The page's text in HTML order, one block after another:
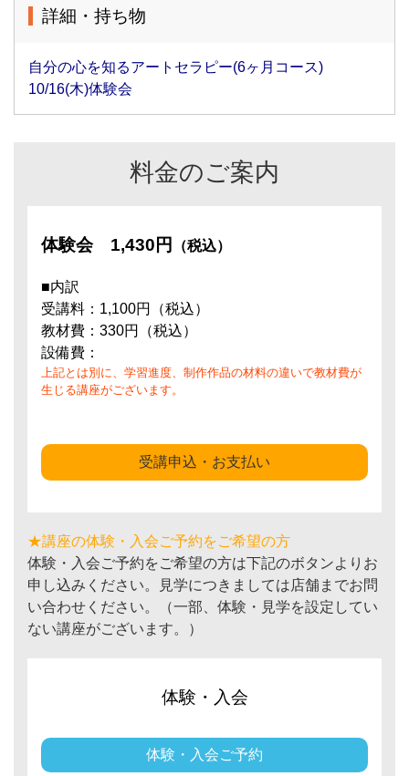
詳細・持ち物
自分の心を知るアートセラピー(6ヶ月コース)
10/16(木)体験会
料金のご案内
体験会 1,430円 （税込）
■内訳
受講料：1,100円（税込）
教材費：330円（税込）
設備費：
上記とは別に、学習進度、制作作品の材料の違いで教材費が
生じる講座がございます。
受講申込・お支払い
★講座の体験・入会ご予約をご希望の方
体験・入会ご予約をご希望の方は下記のボタンよりお
申し込みください。見学につきましては店舗までお問
い合わせください。（一部、体験・見学を設定してい
ない講座がございます。）
体験・入会
体験・入会ご予約